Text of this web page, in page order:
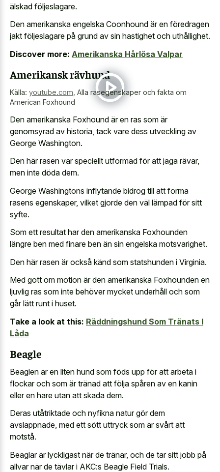
älskad följeslagare.
Den amerikanska engelska Coonhound är en föredragen
jakt följeslagare på grund av sin hastighet och uthållighet.
Discover more: Amerikanska Hårlösa Valpar
Amerikansk rävhund
Källa: youtube.com Alla rasegenskaper och fakta om
American Foxhound
Den amerikanska Foxhound är en ras som är
genomsyrad av historia, tack vare dess utveckling av
George Washington.
Den här rasen var speciellt utformad för att jaga rävar,
men inte döda dem.
George Washingtons inflytande bidrog till att forma
rasens egenskaper, vilket gjorde den väl lämpad för sitt
syfte.
Som ett resultat har den amerikanska Foxhounden
längre ben med finare ben än sin engelska motsvarighet.
Den här rasen är också känd som statshunden i Virginia.
Med gott om motion är den amerikanska Foxhounden en
ljuvlig ras som inte behöver mycket underhåll och som
går lätt runt i huset.
Take a look at this: Räddningshund Som Tränats I
Låda
Beagle
Beaglen är en liten hund som föds upp för att arbeta i
flockar och som är tränad att följa spåren av en kanin
eller en hare utan att skada dem.
Deras utåtriktade och nyfikna natur gör dem
avslappnade, med ett sött uttryck som är svårt att
motstå.
Beaglar är lyckligast när de tränar, och de tar sitt jobb på
allvar när de tävlar i AKC:s Beagle Field Trials.